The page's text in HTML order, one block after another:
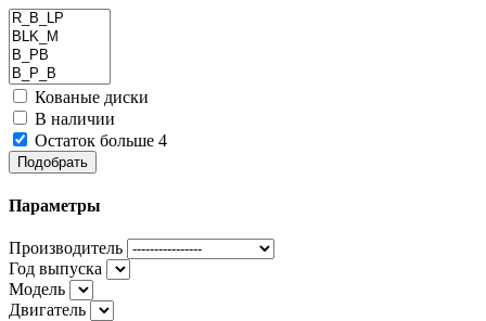
Кованые диски
В наличии
Остаток больше 4
Подобрать
Параметры
Производитель
Год выпуска
Модель
Двигатель